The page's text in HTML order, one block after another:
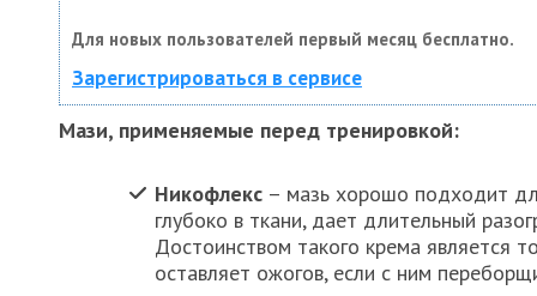
Для новых пользователей первый месяц бесплатно.
Зарегистрироваться в сервисе
Мази, применяемые перед тренировкой:
Никофлекс – мазь хорошо подходит
глубоко в ткани, дает длительный
Достоинством такого крема является
оставляет ожогов, если с ним